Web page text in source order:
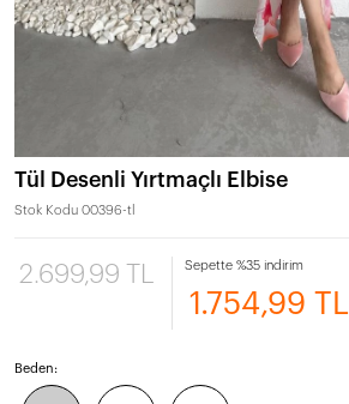
Tül Desenli Yırtmaçlı Elbise
Stok Kodu 00396-tl
2.699,99 TL Sepette %35 indirim
1.754,99 TL
Beden: